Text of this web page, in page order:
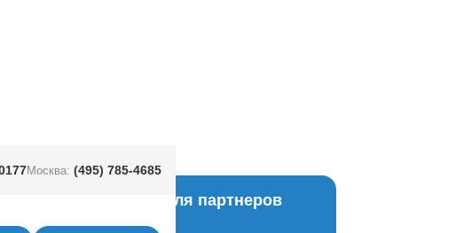
Москва: (495) 785-4685
Вход для партнеров